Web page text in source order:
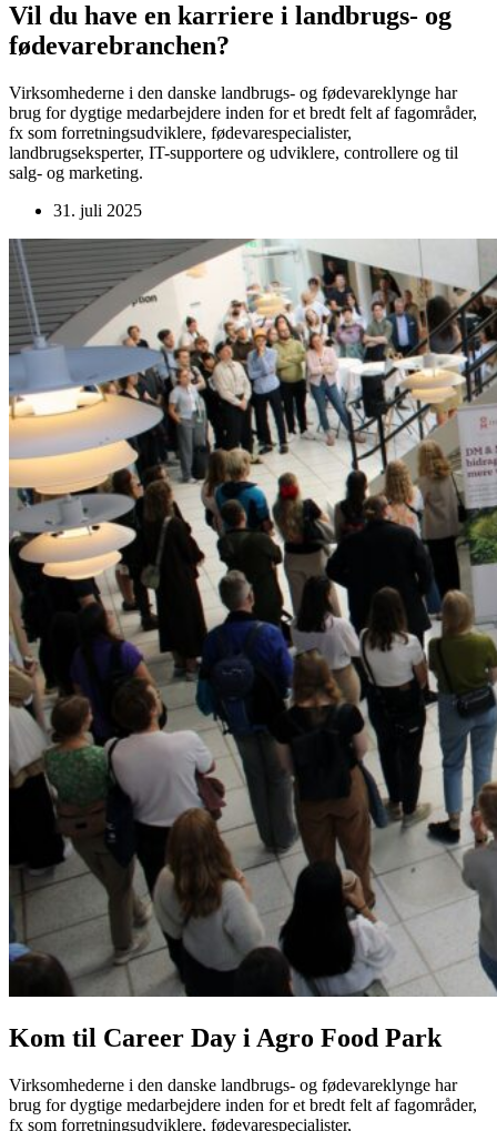
Vil du have en karriere i landbrugs- og
fødevarebranchen?
Virksomhederne i den danske landbrugs- og fødevareklynge har
brug for dygtige medarbejdere inden for et bredt felt af fagområder,
fx som forretningsudviklere, fødevarespecialister,
landbrugseksperter, IT-supportere og udviklere, controllere og til
salg- og marketing.
31. juli 2025
Kom til Career Day i Agro Food Park
Virksomhederne i den danske landbrugs- og fødevareklynge har
brug for dygtige medarbejdere inden for et bredt felt af fagområder,
fx som forretningsudviklere, fødevarespecialister,